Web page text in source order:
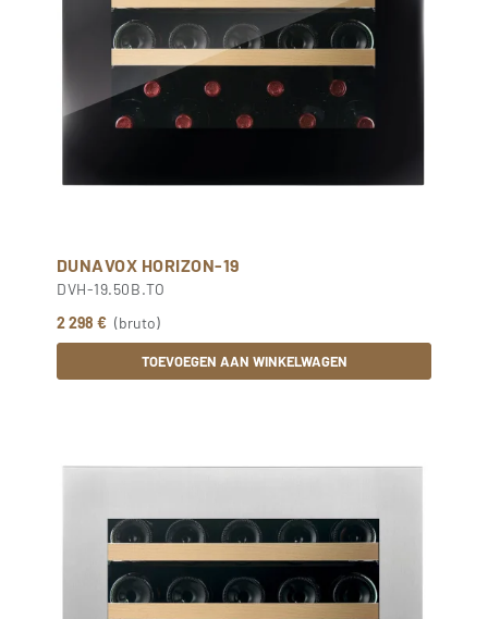
DUNAVOX HORIZON-19
DVH-19.50B.TO
2 298 € (bruto)
TOEVOEGEN AAN WINKELWAGEN